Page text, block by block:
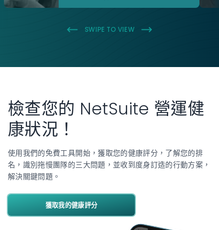
SWIPE TO VIEW
檢查您的 NetSuite 營運健
康狀況！
使用我們的免費工具開始，獲取您的健康評分，了解您的排
名，識別拖慢團隊的三大問題，並收到度身訂造的行動方案，
解決關鍵問題。
獲取我的健康評分